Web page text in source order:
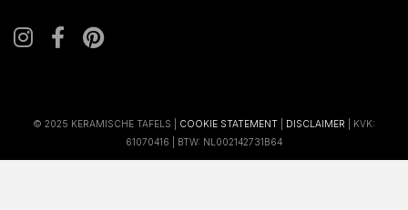
© 2025 KERAMISCHE TAFELS | COOKIE STATEMENT DISCLAIMER | KVK:
61070416 | BTW: NL002142731B64